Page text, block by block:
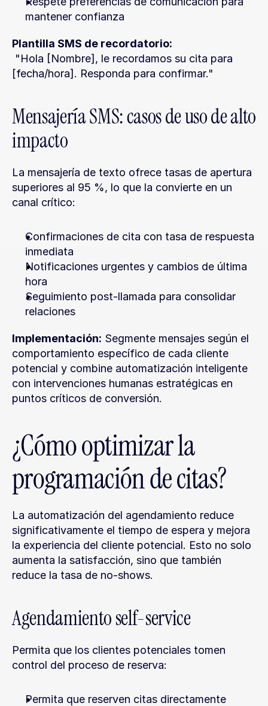
mantener confianza
Plantilla SMS de recordatorio:
[fecha/hora]. Responda para confirmar."
Mensajería SMS: casos de uso de alto
impacto
La mensajería de texto ofrece tasas de apertura
superiores al 95 %, lo que la convierte en un
canal crítico:
Confirmaciones de cita con tasa de respuesta
inmediata
Notificaciones urgentes y cambios de última
hora
Seguimiento post-llamada para consolidar
relaciones
Implementación: Segmente mensajes según el
comportamiento específico de cada cliente
potencial y combine automatización inteligente
con intervenciones humanas estratégicas en
puntos críticos de conversión.
¿Cómo optimizar la
programación de citas?
La automatización del agendamiento reduce
significativamente el tiempo de espera y mejora
la experiencia del cliente potencial. Esto no solo
aumenta la satisfacción, sino que también
reduce la tasa de no-shows.
Agendamiento self-service
Permita que los clientes potenciales tomen
control del proceso de reserva:
Permita que reserven citas directamente